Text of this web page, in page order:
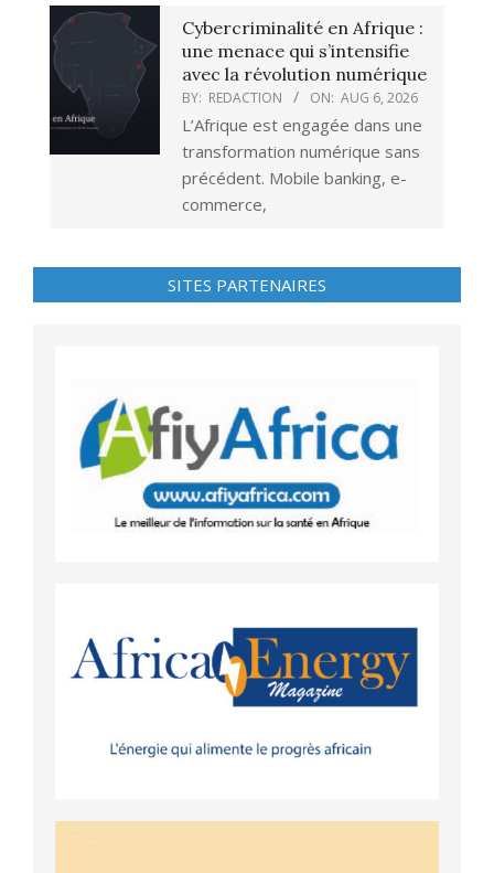
Cybercriminalité en Afrique :
une menace qui s’intensifie
avec la révolution numérique
BY: REDACTION ON: AUG 6, 2026
L’Afrique est engagée dans une
transformation numérique sans
précédent. Mobile banking, e-
commerce,
SITES PARTENAIRES